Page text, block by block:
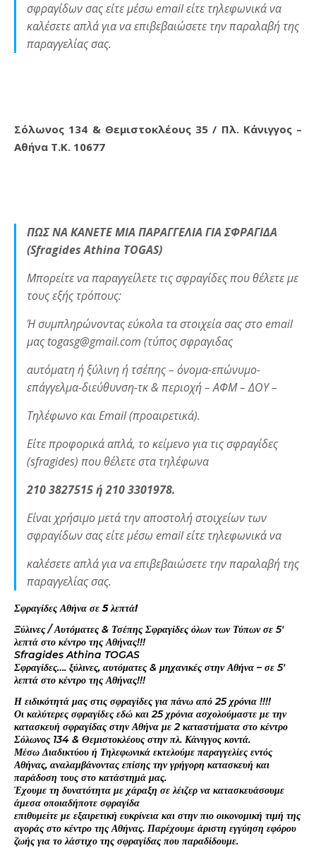
σφραγίδων σας είτε μέσω email είτε τηλεφωνικά να
καλέσετε απλά για να επιβεβαιώσετε την παραλαβή της
παραγγελίας σας.
Σόλωνος 134 & Θεμιστοκλέους 35 / Πλ. Κάνιγγος –
Αθήνα Τ.Κ. 10677
ΠΩΣ ΝΑ ΚΑΝΕΤΕ ΜΙΑ ΠΑΡΑΓΓΕΛΙΑ ΓΙΑ ΣΦΡΑΓΙΔΑ
(Sfragides Athina TOGAS)
Μπορείτε να παραγγείλετε τις σφραγίδες που θέλετε με
τους εξής τρόπους:
Ή συμπληρώνοντας εύκολα τα στοιχεία σας στο email
μας togasg@gmail.com (τύπος σφραγιδας
αυτόματη ή ξύλινη ή τσέπης – όνομα-επώνυμο-
επάγγελμα-διεύθυνση-τκ & περιοχή – ΑΦΜ – ΔΟΥ –
Τηλέφωνο και Email (προαιρετικά).
Είτε προφορικά απλά, το κείμενο για τις σφραγίδες
(sfragides) που θέλετε στα τηλέφωνα
210 3827515 ή 210 3301978.
Είναι χρήσιμο μετά την αποστολή στοιχείων των
σφραγίδων σας είτε μέσω email είτε τηλεφωνικά να
καλέσετε απλά για να επιβεβαιώσετε την παραλαβή της
παραγγελίας σας.
Σφραγίδες Αθήνα σε 5 λεπτά!
Ξύλινες / Αυτόματες & Τσέπης Σφραγίδες όλων των Τύπων σε 5′
λεπτά στο κέντρο της Αθήνας!!!
Sfragides Athina TOGAS
Σφραγίδες…. ξύλινες, αυτόματες & μηχανικές στην Αθήνα – σε 5′
λεπτά στο κέντρο της Αθήνας!!!
Η ειδικότητά μας στις σφραγίδες για πάνω από 25 χρόνια !!!!
Οι καλύτερες σφραγίδες εδώ και 25 χρόνια ασχολούμαστε με την
κατασκευή σφραγίδας στην Αθήνα με 2 καταστήματα στο κέντρο
Σόλωνος 134 & Θεμιστοκλέους στην πλ. Κάνιγγος κοντά.
Μέσω Διαδικτύου ή Τηλεφωνικά εκτελούμε παραγγελίες εντός
Αθήνας, αναλαμβάνοντας επίσης την γρήγορη κατασκευή και
παράδοση τους στο κατάστημά μας.
Έχουμε τη δυνατότητα με χάραξη σε λέιζερ να κατασκευάσουμε
άμεσα οποιαδήποτε σφραγίδα
επιθυμείτε με εξαιρετική ευκρίνεια και στην πιο οικονομική τιμή της
αγοράς στο κέντρο της Αθήνας. Παρέχουμε άριστη εγγύηση εφόρου
ζωής για το λάστιχο της σφραγίδας που παραδίδουμε.